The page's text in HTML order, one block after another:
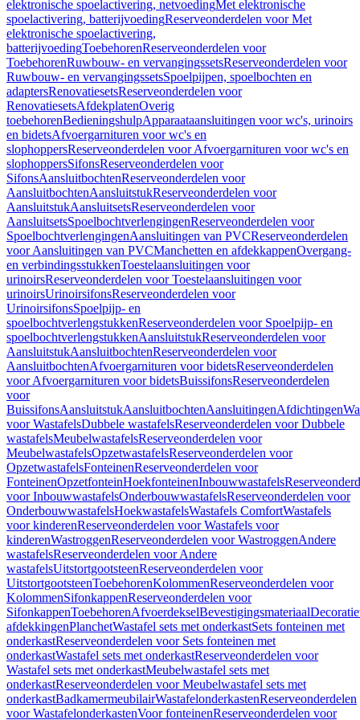
elektronische spoelactivering, netvoedingMet elektronische
spoelactivering, batterijvoedingReserveonderdelen voor Met
elektronische spoelactivering,
batterijvoedingToebehorenReserveonderdelen voor
ToebehorenRuwbouw- en vervangingssetsReserveonderdelen voor
Ruwbouw- en vervangingssetsSpoelpijpen, spoelbochten en
adaptersRenovatiesetsReserveonderdelen voor
RenovatiesetsAfdekplatenOverig
toebehorenBedieningshulpApparaataansluitingen voor wc's, urinoirs
en bidetsAfvoergarnituren voor wc's en
slophoppersReserveonderdelen voor Afvoergarnituren voor wc's en
slophoppersSifonsReserveonderdelen voor
SifonsAansluitbochtenReserveonderdelen voor
AansluitbochtenAansluitstukReserveonderdelen voor
AansluitstukAansluitsetsReserveonderdelen voor
AansluitsetsSpoelbochtverlengingenReserveonderdelen voor
SpoelbochtverlengingenAansluitingen van PVCReserveonderdelen
voor Aansluitingen van PVCManchetten en afdekkappenOvergang-
en verbindingsstukkenToestelaansluitingen voor
urinoirsReserveonderdelen voor Toestelaansluitingen voor
urinoirsUrinoirsifonsReserveonderdelen voor
UrinoirsifonsSpoelpijp- en
spoelbochtverlengstukkenReserveonderdelen voor Spoelpijp- en
spoelbochtverlengstukkenAansluitstukReserveonderdelen voor
AansluitstukAansluitbochtenReserveonderdelen voor
AansluitbochtenAfvoergarnituren voor bidetsReserveonderdelen
voor Afvoergarnituren voor bidetsBuissifonsReserveonderdelen
voor
BuissifonsAansluitstukAansluitbochtenAansluitingenAfdichtingen
voor WastafelsDubbele wastafelsReserveonderdelen voor Dubbele
wastafelsMeubelwastafelsReserveonderdelen voor
MeubelwastafelsOpzetwastafelsReserveonderdelen voor
OpzetwastafelsFonteinenReserveonderdelen voor
FonteinenOpzetfonteinHoekfonteinenInbouwwastafels
voor InbouwwastafelsOnderbouwwastafelsReserveonderdelen voor
OnderbouwwastafelsHoekwastafelsWastafels ComfortWastafels
voor kinderenReserveonderdelen voor Wastafels voor
kinderenWastroggenReserveonderdelen voor WastroggenAndere
wastafelsReserveonderdelen voor Andere
wastafelsUitstortgootsteenReserveonderdelen voor
UitstortgootsteenToebehorenKolommenReserveonderdelen voor
KolommenSifonkappenReserveonderdelen voor
SifonkappenToebehorenAfvoerdekselBevestigingsmateriaal
afdekkingenPlanchetWastafel sets met onderkastSets fonteinen met
onderkastReserveonderdelen voor Sets fonteinen met
onderkastWastafel sets met onderkastReserveonderdelen voor
Wastafel sets met onderkastMeubelwastafel sets met
onderkastReserveonderdelen voor Meubelwastafel sets met
onderkastBadkamermeubilairWastafelonderkastenReserveonderdelen
voor WastafelonderkastenVoor fonteinenReserveonderdelen voor